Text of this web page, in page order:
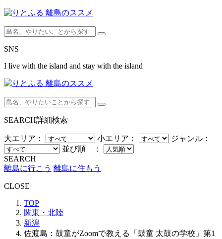
SNS
I live with the island and stay with the island
SEARCH詳細検索
大エリア： 小エリア：
ジャンル：
並び順 ：
SEARCH
離島に行こう 離島に住もう
CLOSE
TOP
関東・北陸
新潟
佐渡島：鼓童がZoomで教える「鼓童 太鼓の学校」第1